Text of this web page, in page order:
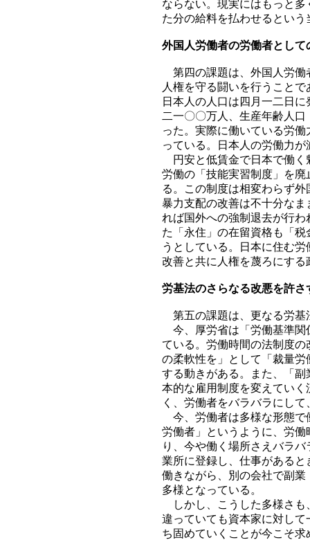
ならない。現実にはもっと
た分の給料を払わせるとい
外国人労働者の労働者とし
第四の課題は、外国人労働
人権を守る闘いを行うことで
日本人の人口は四月一二日
二一〇〇万人、生産年齢人
った。実際に働いている労
っている。日本人の労働力
円安と低賃金で日本で働く
労働の「技能実習制度」を
る。この制度は相変わらず
暴力支配の改善は不十分な
れば国外への強制退去が行
た「永住」の在留資格も「
うとしている。日本に住む
改善と共に人権を蔑ろにす
労基法のさらなる改悪を許
第五の課題は、更なる労基
今、厚労省は「労働基準関
ている。労働時間の法制度
の柔軟性を」として「裁量
する動きがある。また、「
本的な雇用制度を変えてい
く、労働者をバラバラにし
今、労働者は多様な形態で
労働者」というように、労
り、今や働く場所さえバラ
業所に登録し、仕事がある
働きながら、別の会社で副
多様となっている。
しかし、こうした多様さも
違っていても資本家に対し
ち固めていくことが今こそ